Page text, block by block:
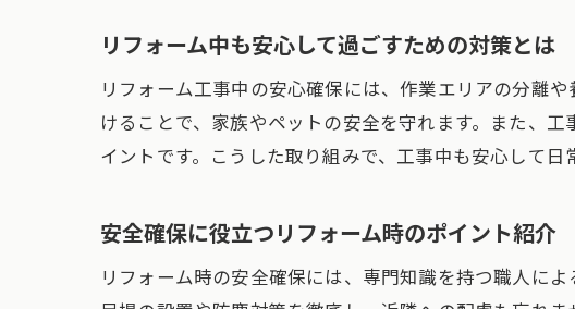
信頼
リフォーム中も安心して過ごすための対策とは
リフォーム工事中の安心確保には、作業エリアの分離
けることで、家族やペットの安全を守れます。また、
イントです。こうした取り組みで、工事中も安心して日
安全確保に役立つリフォーム時のポイント紹介
リフォーム時の安全確保には、専門知識を持つ職人に